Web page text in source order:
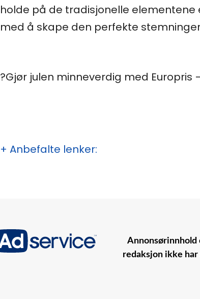
holde på de tradisjonelle elementene
med å skape den perfekte
?Gjør julen minneverdig med
+ Anbefalte lenker:
Annonsørinnhold
redaksjon ikke